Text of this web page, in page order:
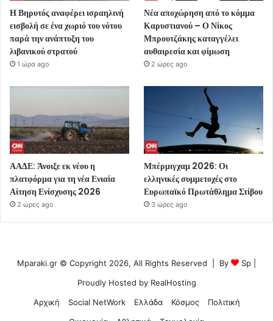
Η Βηρυτός αναφέρει ισραηλινή
εισβολή σε ένα χωριό του νότου
παρά την ανάπτυξη του
λιβανικού στρατού
1 ώρα ago
Νέα αποχώρηση από το κόμμα
Καρυστιανού – Ο Νίκος
Μπρουτζάκης καταγγέλει
αυθαιρεσία και φίμωση
2 ώρες ago
ΑΑΔΕ: Άνοιξε εκ νέου η
πλατφόρμα για τη νέα Ενιαία
Αίτηση Ενίσχυσης 2026
2 ώρες ago
Μπέρμιγχαμ 2026: Οι
ελληνικές συμμετοχές στο
Ευρωπαϊκό Πρωτάθλημα Στίβου
3 ώρες ago
Mparaki.gr © Copyright 2026, All Rights Reserved | By Sp
Proudly Hosted by RealHosting
Αρχική
Social NetWork Ελλάδα Κόσμος
Πολιτική